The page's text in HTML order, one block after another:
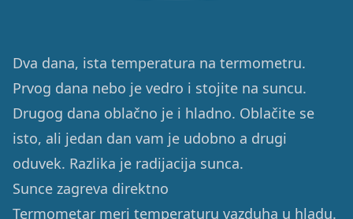
Dva dana, ista temperatura na termometru.
Prvog dana nebo je vedro i stojite na suncu.
Drugog dana oblačno je i hladno. Oblačite se
isto, ali jedan dan vam je udobno a drugi
oduvek. Razlika je radijacija sunca.
Sunce zagreva direktno
Termometar meri temperaturu vazduha u hladu.